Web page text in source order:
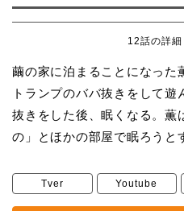
12話の詳
繭の家に泊まることになった
トランプのババ抜きをして
抜きをした後、眠くなる。薫
の」とほかの部屋で眠ろうと
Tver Youtube